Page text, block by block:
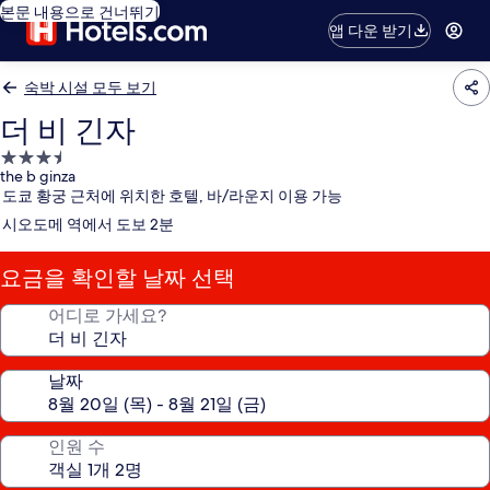
본문 내용으로 건너뛰기
앱 다운 받기
숙박 시설 모두 보기
더 비 긴자
3.5
성
급
숙
박
시
설
the b ginza
도쿄 황궁 근처에 위치한 호텔, 바/라운지 이용 가능
시오도메 역에서 도보 2분
요금을 확인할 날짜 선택
어디로 가세요?
날짜
인원 수